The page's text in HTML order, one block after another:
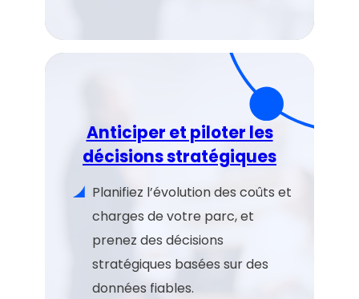
Anticiper et piloter les
décisions stratégiques
Planifiez l’évolution des coûts et
charges de votre parc, et
prenez des décisions
stratégiques basées sur des
données fiables.